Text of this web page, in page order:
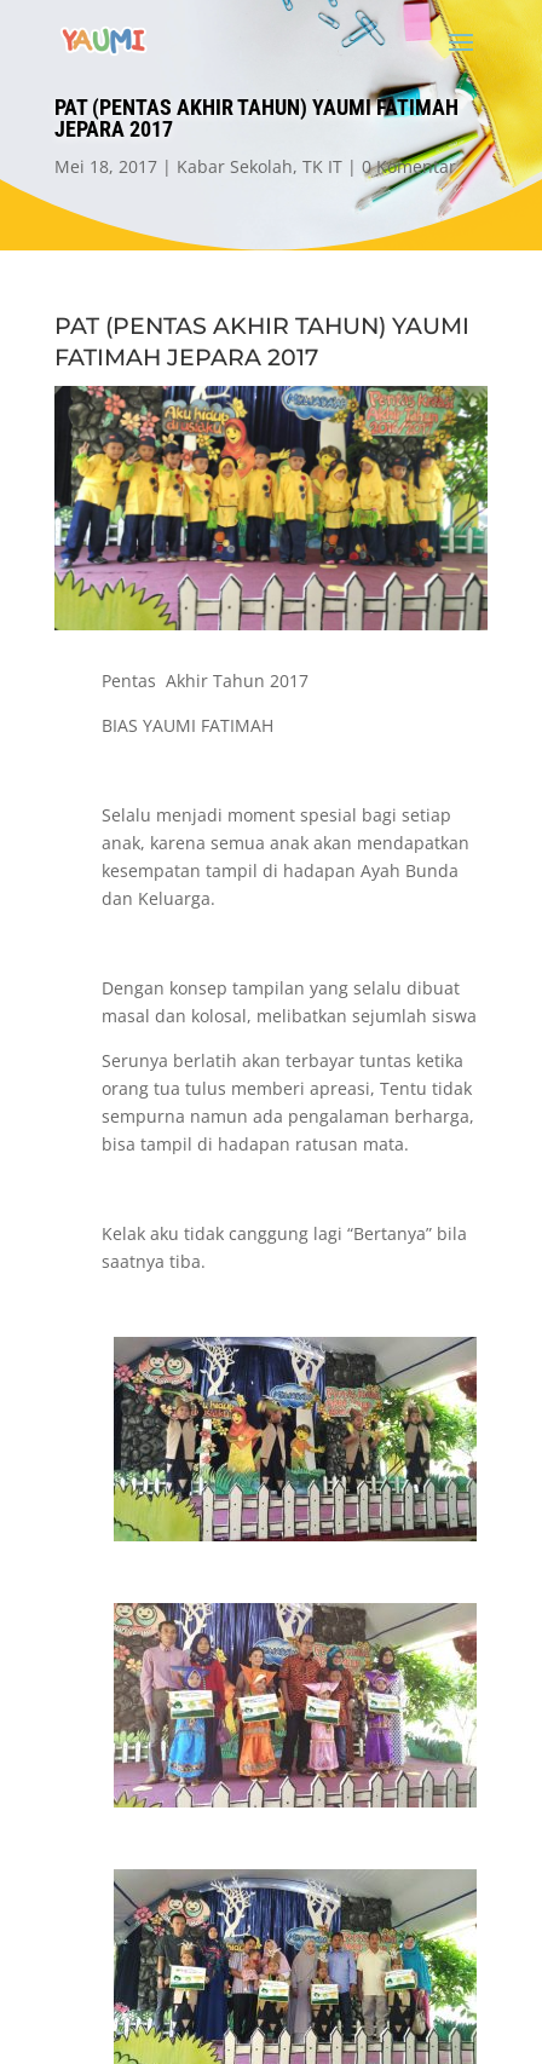
PAT (PENTAS AKHIR TAHUN) YAUMI FATIMAH
JEPARA 2017
Mei 18, 2017 Kabar Sekolah, TK IT 0 Komentar
PAT (PENTAS AKHIR TAHUN) YAUMI
FATIMAH JEPARA 2017
Pentas Akhir Tahun 2017
BIAS YAUMI FATIMAH
Selalu menjadi moment spesial bagi setiap
anak, karena semua anak akan mendapatkan
kesempatan tampil di hadapan Ayah Bunda
dan Keluarga.
Dengan konsep tampilan yang selalu dibuat
masal dan kolosal, melibatkan sejumlah siswa
Serunya berlatih akan terbayar tuntas ketika
orang tua tulus memberi apreasi, Tentu tidak
sempurna namun ada pengalaman berharga,
bisa tampil di hadapan ratusan mata.
Kelak aku tidak canggung lagi “Bertanya” bila
saatnya tiba.